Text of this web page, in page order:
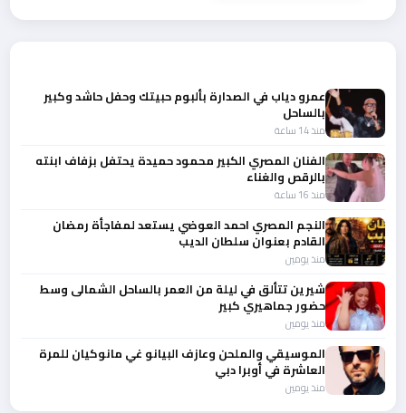
عمرو دياب في الصدارة بألبوم حبيتك وحفل حاشد وكبير
بالساحل
منذ 14 ساعة
الفنان المصري الكبير محمود حميدة يحتفل بزفاف ابنته
بالرقص والغناء
منذ 16 ساعة
النجم المصري احمد العوضي يستعد لمفاجأة رمضان
القادم بعنوان سلطان الديب
منذ يومين
شيرين تتألق في ليلة من العمر بالساحل الشمالى وسط
حضور جماهيري كبير
منذ يومين
الموسيقي والملحن وعازف البيانو غي مانوكيان للمرة
العاشرة في أوبرا دبي
منذ يومين